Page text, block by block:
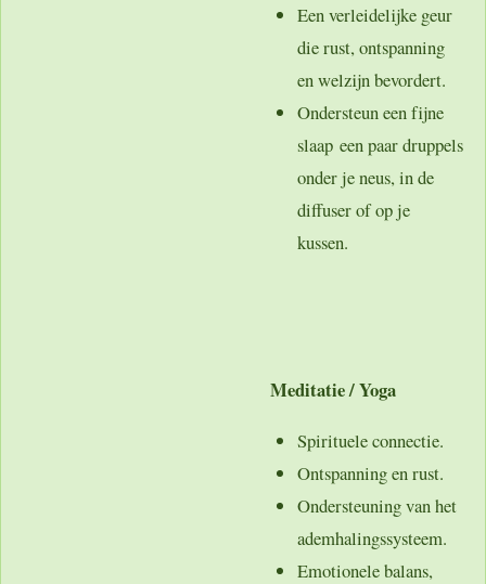
Een verleidelijke geur
die rust, ontspanning
en welzijn bevordert.
Ondersteun een fijne
slaap een paar druppels
onder je neus, in de
diffuser of op je
kussen.
Meditatie / Yoga
Spirituele connectie.
Ontspanning en rust.
Ondersteuning van het
ademhalingssysteem.
Emotionele balans,